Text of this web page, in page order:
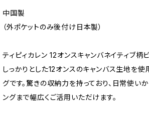
中国製
（外ポケットのみ後付け日本製）
ティピィカレン 12オンスキャンバネイティブ柄
しっかりとした12オンスのキャンバス生地を
グです。驚きの収納力を持っており、日常使い
ングまで幅広くご活用いただけます。